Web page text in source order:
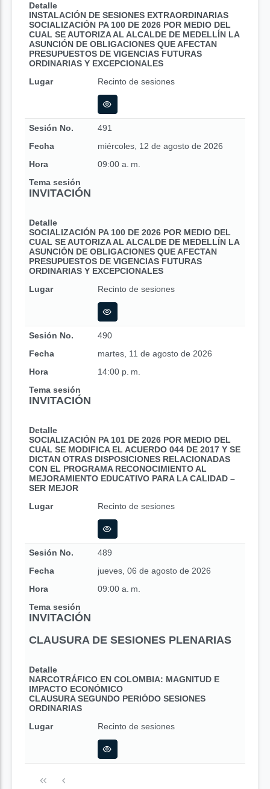
Detalle
INSTALACIÓN DE SESIONES EXTRAORDINARIAS
SOCIALIZACIÓN PA 100 DE 2026 POR MEDIO DEL
CUAL SE AUTORIZA AL ALCALDE DE MEDELLÍN LA
ASUNCIÓN DE OBLIGACIONES QUE AFECTAN
PRESUPUESTOS DE VIGENCIAS FUTURAS
ORDINARIAS Y EXCEPCIONALES
Lugar
Recinto de sesiones
Sesión No.
491
Fecha
miércoles, 12 de agosto de 2026
Hora
09:00 a. m.
Tema sesión
INVITACIÓN
Detalle
SOCIALIZACIÓN PA 100 DE 2026 POR MEDIO DEL
CUAL SE AUTORIZA AL ALCALDE DE MEDELLÍN LA
ASUNCIÓN DE OBLIGACIONES QUE AFECTAN
PRESUPUESTOS DE VIGENCIAS FUTURAS
ORDINARIAS Y EXCEPCIONALES
Lugar
Recinto de sesiones
Sesión No.
490
Fecha
martes, 11 de agosto de 2026
Hora
14:00 p. m.
Tema sesión
INVITACIÓN
Detalle
SOCIALIZACIÓN PA 101 DE 2026 POR MEDIO DEL
CUAL SE MODIFICA EL ACUERDO 044 DE 2017 Y SE
DICTAN OTRAS DISPOSICIONES RELACIONADAS
CON EL PROGRAMA RECONOCIMIENTO AL
MEJORAMIENTO EDUCATIVO PARA LA CALIDAD –
SER MEJOR
Lugar
Recinto de sesiones
Sesión No.
489
Fecha
jueves, 06 de agosto de 2026
Hora
09:00 a. m.
Tema sesión
INVITACIÓN
CLAUSURA DE SESIONES PLENARIAS
Detalle
NARCOTRÁFICO EN COLOMBIA: MAGNITUD E
IMPACTO ECONÓMICO
CLAUSURA SEGUNDO PERIÓDO SESIONES
ORDINARIAS
Lugar
Recinto de sesiones